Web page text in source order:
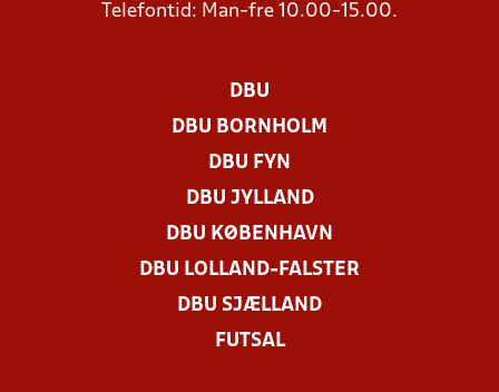
Telefontid: Man-fre 10.00-15.00.
DBU
DBU BORNHOLM
DBU FYN
DBU JYLLAND
DBU KØBENHAVN
DBU LOLLAND-FALSTER
DBU SJÆLLAND
FUTSAL